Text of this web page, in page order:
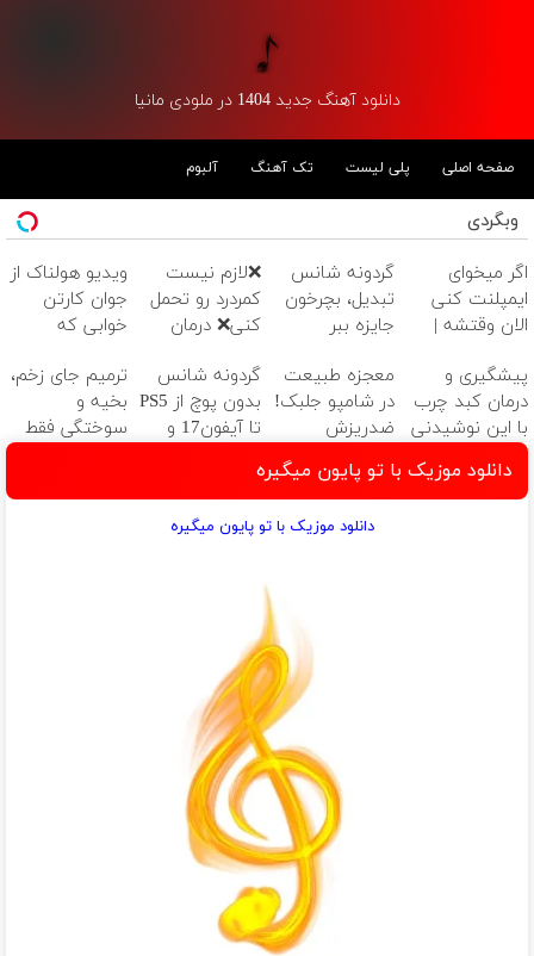
دانلود آهنگ جدید 1404 در ملودی مانیا
صفحه اصلی پلی لیست تک آهنگ آلبوم
وبگردی
اگر میخوای
ایمپلنت کنی
الان وقتشه |
میلیون تومان!!!
گردونه شانس
تبدیل، بچرخون
جایزه ببر
❌لازم نیست
کمردرد رو تحمل
کنی❌ درمان
قرص
(پرسشنامه)
ویدیو هولناک از
جوان کارتن
خوابی که
آموزش رایگان
پیشگیری و
درمان کبد چرب
با این نوشیدنی
گیاهی
معجزه طبیعت
در شامپو جلبک!
ضدریزش
45%تخفیف
گردونه شانس
بدون پوچ از PS5
تا آیفون17 و
ترمیم جای زخم،
بخیه و
سوختگی فقط
دانلود موزیک با تو پایون میگیره
دانلود موزیک با تو پایون میگیره